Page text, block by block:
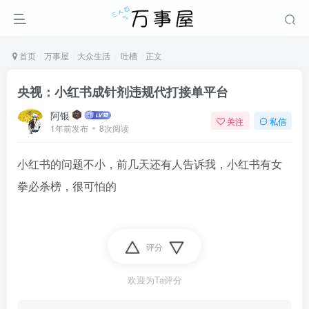
首页 万事屋 大众生活 吐槽 正文
央视：小红书成针剂违规代打接单平台
阿银
1年前发布 8次阅读
关注 私信
小红书的问题不小，前几天还有人告诉我，小红书有女
拳必杀榜，很可怕的
评分
欢迎为Ta评分